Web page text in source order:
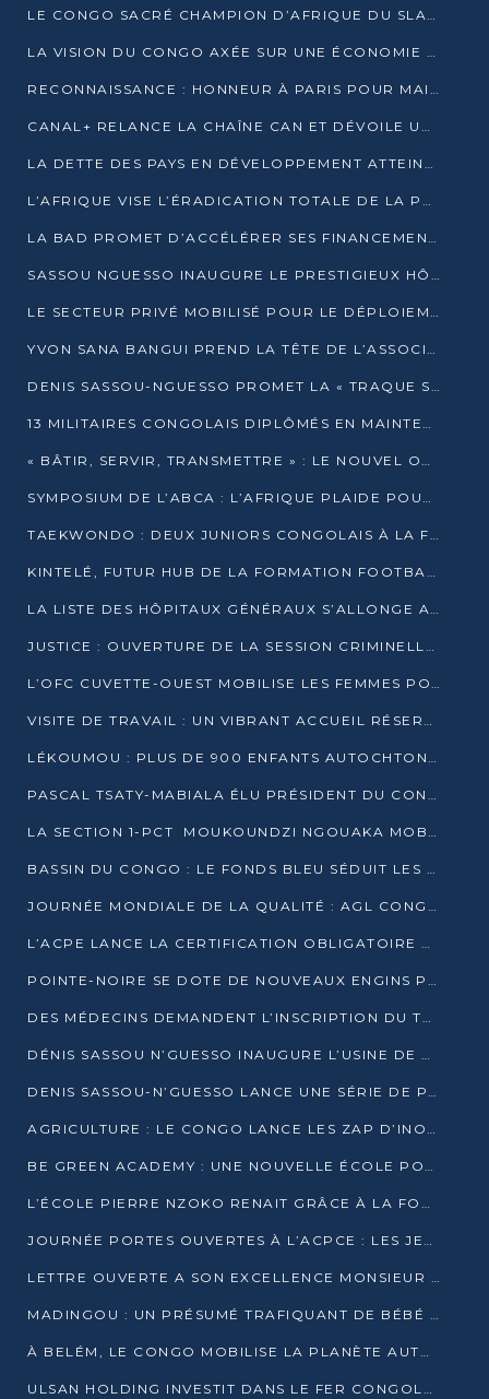
LE CONGO SACRÉ CHAMPION D’AFRIQUE DU SLAM 2025
LA VISION DU CONGO AXÉE SUR UNE ÉCONOMIE BAS CARBONE AU RENDEZ-VOUS DE MONACO 2025
RECONNAISSANCE : HONNEUR À PARIS POUR MAIXENT RAOUL OMINGA
CANAL+ RELANCE LA CHAÎNE CAN ET DÉVOILE UNE OFFRE EXCEPTIONNELLE POUR DÉCEMBRE
LA DETTE DES PAYS EN DÉVELOPPEMENT ATTEINT UN SOMMET HISTORIQUE ENTRE 2022 ET 2024
L’AFRIQUE VISE L’ÉRADICATION TOTALE DE LA POLIOMYÉLITE D’ICI 2026
LA BAD PROMET D’ACCÉLÉRER SES FINANCEMENTS AVEC LE MINISTÈRE DE L’ASSAINISSEMENT
SASSOU NGUESSO INAUGURE LE PRESTIGIEUX HÔTEL KEMPINSKI BRAZZAVILLE
LE SECTEUR PRIVÉ MOBILISÉ POUR LE DÉPLOIEMENT DE 19 MINI-CENTRALES SOLAIRES
YVON SANA BANGUI PREND LA TÊTE DE L’ASSOCIATION DES BANQUES CENTRALES AFRICAINES
DENIS SASSOU-NGUESSO PROMET LA « TRAQUE SANS RELÂCHE » DU GRAND BANDITISME
13 MILITAIRES CONGOLAIS DIPLÔMÉS EN MAINTENANCE INDUSTRIELLE APRÈS TROIS ANS DE FORMATION À L’UNIVERSITÉ MARIEN-NGOUABI
« BÂTIR, SERVIR, TRANSMETTRE » : LE NOUVEL OUVRAGE QUI INTERPELLE LES COLLECTIVITÉS
SYMPOSIUM DE L’ABCA : L’AFRIQUE PLAIDE POUR UN FINANCEMENT CLIMATIQUE ÉQUITABLE
TAEKWONDO : DEUX JUNIORS CONGOLAIS À LA FINALE D’OPEN SYRIES 2025 À ABIDJAN
KINTELÉ, FUTUR HUB DE LA FORMATION FOOTBALLISTIQUE AFRICAINE ?
LA LISTE DES HÔPITAUX GÉNÉRAUX S’ALLONGE AU CONGO
JUSTICE : OUVERTURE DE LA SESSION CRIMINELLE À BRAZZAVILLE AVEC 52 DOSSIERS AU RÔLE
L’OFC CUVETTE-OUEST MOBILISE LES FEMMES POUR ACCUEILLIR LE PRÉSIDENT DE LA RÉPUBLIQUE
VISITE DE TRAVAIL : UN VIBRANT ACCUEIL RÉSERVÉ À DENIS SASSOU-N’GUESSO PAR L’ASSOCIATION « LES AMIS DE WOMO »
LÉKOUMOU : PLUS DE 900 ENFANTS AUTOCHTONES REÇOIVENT DES KITS SCOLAIRES GRÂCE À L’ESPACE OPOKO
PASCAL TSATY-MABIALA ÉLU PRÉSIDENT DU CONSEIL NATIONAL DE L’UPADS
LA SECTION 1-PCT MOUKOUNDZI NGOUAKA MOBILISE 100 000 FCFA POUR LE 6ᵉ CONGRÈS DU PARTI
BASSIN DU CONGO : LE FONDS BLEU SÉDUIT LES BAILLEURS À BELÉM
JOURNÉE MONDIALE DE LA QUALITÉ : AGL CONGO FORME ET SENSIBILISE LES JEUNES TALENTS
L’ACPE LANCE LA CERTIFICATION OBLIGATOIRE DES CONTRATS DE TRAVAIL DES TRANSPORTEURS
POINTE-NOIRE SE DOTE DE NOUVEAUX ENGINS POUR L’ASSAINISSEMENT ET L’ENTRETIEN ROUTIER
DES MÉDECINS DEMANDENT L’INSCRIPTION DU TRAITEMENT DU PIED-BOT DANS LES CURSUS UNIVERSITAIRES
DÉNIS SASSOU N’GUESSO INAUGURE L’USINE DE VALORISATION DU GAZ ASSOCIÉ
DENIS SASSOU-N’GUESSO LANCE UNE SÉRIE DE PROJETS DANS LE KOUILOU
AGRICULTURE : LE CONGO LANCE LES ZAP D’INONI ET YONO
BE GREEN ACADEMY : UNE NOUVELLE ÉCOLE POUR LES MÉTIERS DE L’ÉCOLOGIE À POINTE-NOIRE
L’ÉCOLE PIERRE NZOKO RENAIT GRÂCE À LA FONDATION MUCODEC
JOURNÉE PORTES OUVERTES À L’ACPCE : LES JEUNES EN IMMERSION DANS L’ENTREPRISE
LETTRE OUVERTE A SON EXCELLENCE MONSIEUR DENIS SASSOU NGUESSO, PRESIDENT DE LAREPUBLIQUE DU CONGO
MADINGOU : UN PRÉSUMÉ TRAFIQUANT DE BÉBÉ CHIMPANZÉ FIXÉ SUR SON SORT LE 20 NOVEMBRE
À BELÉM, LE CONGO MOBILISE LA PLANÈTE AUTOUR DU FONDS BLEU POUR LE BASSIN DU CONGO
ULSAN HOLDING INVESTIT DANS LE FER CONGOLAIS